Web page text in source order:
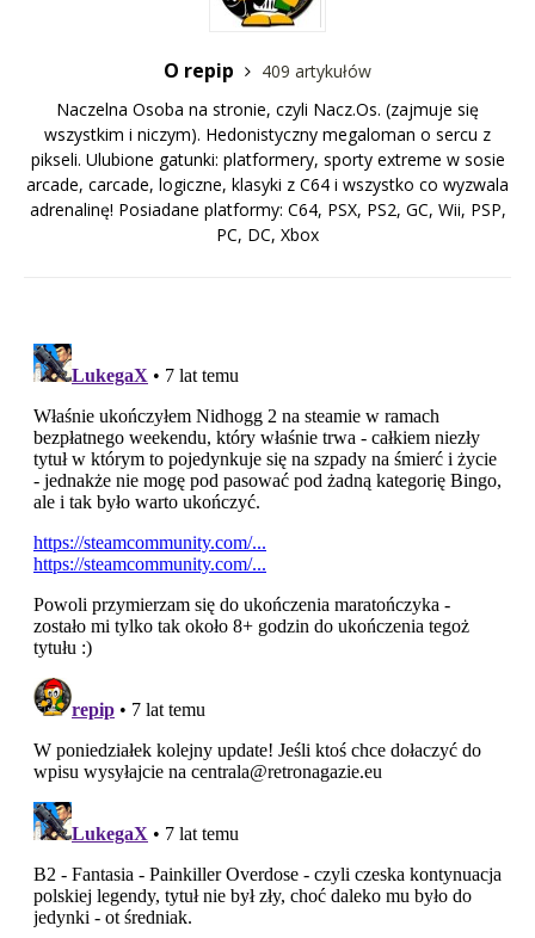
O repip
409 artykułów
Naczelna Osoba na stronie, czyli Nacz.Os. (zajmuje się
wszystkim i niczym). Hedonistyczny megaloman o sercu z
pikseli. Ulubione gatunki: platformery, sporty extreme w sosie
arcade, carcade, logiczne, klasyki z C64 i wszystko co wyzwala
adrenalinę! Posiadane platformy: C64, PSX, PS2, GC, Wii, PSP,
PC, DC, Xbox